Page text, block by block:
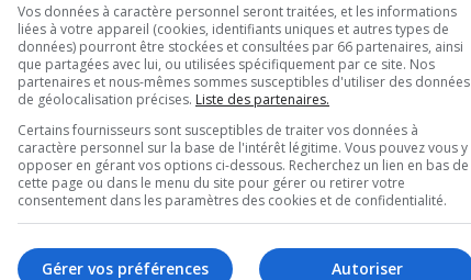
Vos données à caractère personnel seront traitées, et les informations
liées à votre appareil (cookies, identifiants uniques et autres types de
données) pourront être stockées et consultées par 66 partenaires, ainsi
que partagées avec lui, ou utilisées spécifiquement par ce site. Nos
partenaires et nous-mêmes sommes susceptibles d'utiliser des données
de géolocalisation précises. Liste des partenaires.
Certains fournisseurs sont susceptibles de traiter vos données à
caractère personnel sur la base de l'intérêt légitime. Vous pouvez vous y
opposer en gérant vos options ci-dessous. Recherchez un lien en bas de
cette page ou dans le menu du site pour gérer ou retirer votre
consentement dans les paramètres des cookies et de confidentialité.
Autoriser
Gérer vos préférences